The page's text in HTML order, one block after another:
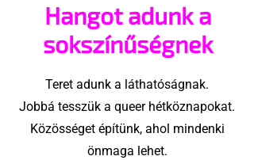
házasodhatnak a
melegek
Hangot adunk a
sokszínűségnek
Teret adunk a láthatóságnak.
Jobbá tesszük a queer hétköznapokat.
Közösséget építünk, ahol mindenki
önmaga lehet.